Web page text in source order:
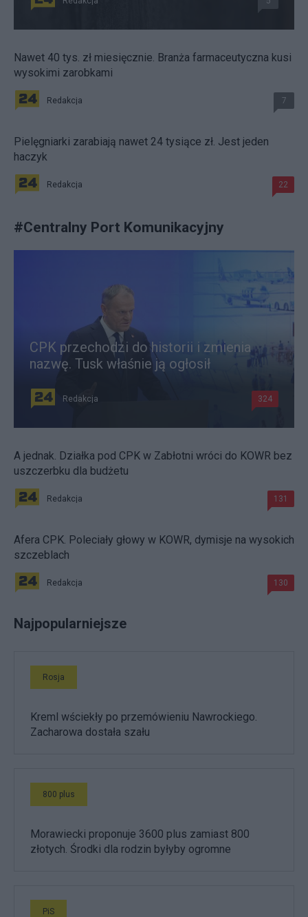
Nawet 40 tys. zł miesięcznie. Branża farmaceutyczna kusi
wysokimi zarobkami
Redakcja 7
Pielęgniarki zarabiają nawet 24 tysiące zł. Jest jeden
haczyk
Redakcja 22
#Centralny Port Komunikacyjny
CPK przechodzi do historii i zmienia
nazwę. Tusk właśnie ją ogłosił
Redakcja 324
A jednak. Działka pod CPK w Zabłotni wróci do KOWR bez
uszczerbku dla budżetu
Redakcja 131
Afera CPK. Poleciały głowy w KOWR, dymisje na wysokich
szczeblach
Redakcja 130
Najpopularniejsze
Rosja
Kreml wściekły po przemówieniu Nawrockiego.
Zacharowa dostała szału
800 plus
Morawiecki proponuje 3600 plus zamiast 800
złotych. Środki dla rodzin byłyby ogromne
PiS